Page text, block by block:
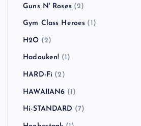
Guns N' Roses(2)
Gym Class Heroes (1)
H2O (2)
Hadouken! (1)
HARD-Fi (2)
HAWAIIAN6 (1)
Hi-STANDARD (7)